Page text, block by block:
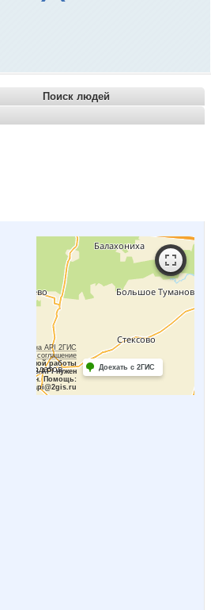
Поиск людей
Работает на API 2ГИС
соглашение
корректной работы
Raster JS API нужен
ключ. Помощь:
api@2gis.ru
Доехать с 2ГИС